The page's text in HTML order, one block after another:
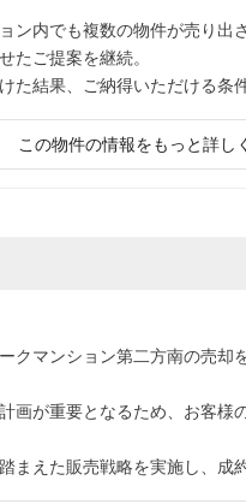
ン内でも複数の物件が売り出
たご提案を継続。
た結果、ご納得いただける条
この物件の情報をもっと詳し
クマンション第二方南の売却
画が重要となるため、お客様
まえた販売戦略を実施し、成